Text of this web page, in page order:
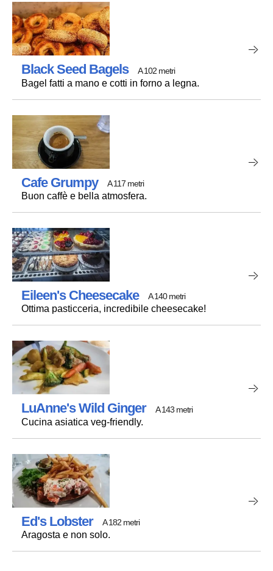
Black Seed Bagels A 102 metri
Bagel fatti a mano e cotti in forno a legna.
Cafe Grumpy A 117 metri
Buon caffè e bella atmosfera.
Eileen's Cheesecake A 140 metri
Ottima pasticceria, incredibile cheesecake!
LuAnne's Wild Ginger A 143 metri
Cucina asiatica veg-friendly.
Ed's Lobster A 182 metri
Aragosta e non solo.